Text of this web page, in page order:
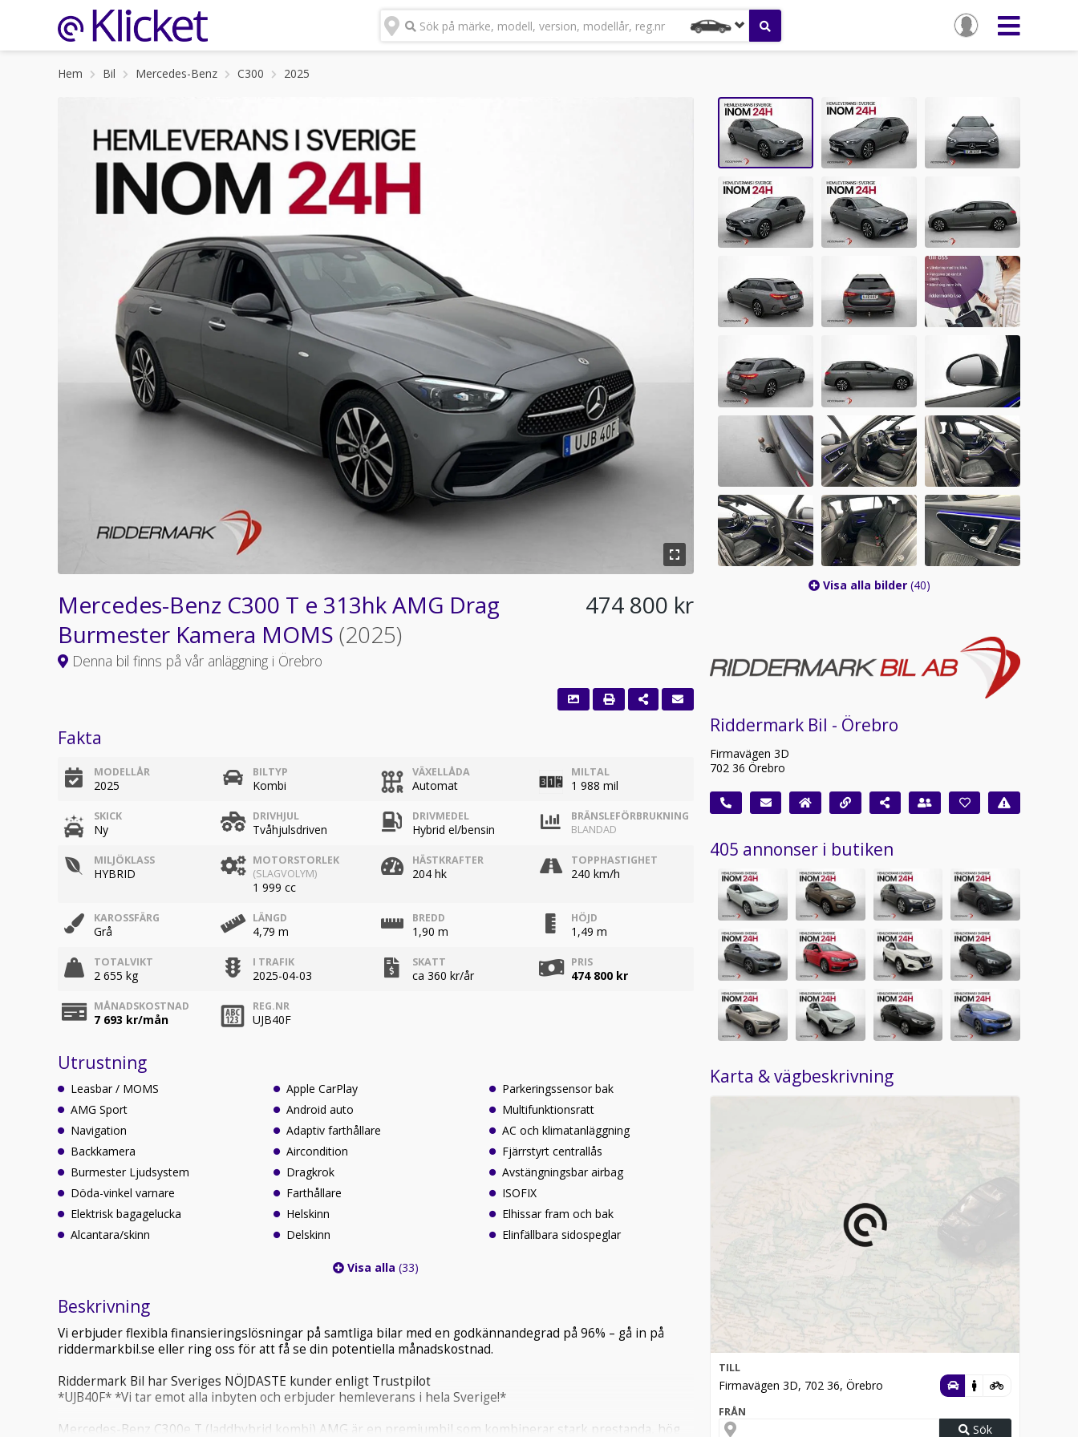
Sök på märke, modell, version, modellår, reg.nr
Hem Bil Mercedes-Benz C300 2025
Mercedes-Benz C300 T e 313hk AMG Drag
Burmester Kamera MOMS (2025)
Denna bil finns på vår anläggning i Örebro
474 800 kr
Fakta
MODELLÅR
2025
BILTYP
Kombi
VÄXELLÅDA
Automat
MILTAL
1 988 mil
SKICK
Ny
DRIVHJUL
Tvåhjulsdriven
DRIVMEDEL
Hybrid el/bensin
BRÄNSLEFÖRBRUKNING
BLANDAD
MILJÖKLASS
HYBRID
MOTORSTORLEK
(SLAGVOLYM)
1 999 cc
HÄSTKRAFTER
204 hk
TOPPHASTIGHET
240 km/h
KAROSSFÄRG
Grå
LÄNGD
4,79 m
BREDD
1,90 m
HÖJD
1,49 m
TOTALVIKT
2 655 kg
I TRAFIK
2025-04-03
SKATT
ca 360 kr/år
PRIS
474 800 kr
MÅNADSKOSTNAD
7 693 kr/mån
REG.NR
UJB40F
Utrustning
Leasbar / MOMS
AMG Sport
Navigation
Backkamera
Burmester Ljudsystem
Döda-vinkel varnare
Elektrisk bagagelucka
Alcantara/skinn
Apple CarPlay
Android auto
Adaptiv farthållare
Aircondition
Dragkrok
Farthållare
Helskinn
Delskinn
Parkeringssensor bak
Multifunktionsratt
AC och klimatanläggning
Fjärrstyrt centrallås
Avstängningsbar airbag
ISOFIX
Elhissar fram och bak
Elinfällbara sidospeglar
Visa alla(33)
Beskrivning
Vi erbjuder flexibla finansieringslösningar på samtliga bilar med en godkännandegrad på 96% – gå in på
riddermarkbil.se eller ring oss för att få se din potentiella månadskostnad.
Riddermark Bil har Sveriges NÖJDASTE kunder enligt Trustpilot
*UJB40F* *Vi tar emot alla inbyten och erbjuder hemleverans i hela Sverige!*
Mercedes-Benz C300e T (laddhybrid kombi) AMG är en premiumbil som kombinerar stark prestanda, hög
Visa alla bilder (40)
Riddermark Bil - Örebro
Firmavägen 3D
702 36 Örebro
405 annonser i butiken
Karta & vägbeskrivning
TILL
Firmavägen 3D, 702 36, Örebro
FRÅN
Sök